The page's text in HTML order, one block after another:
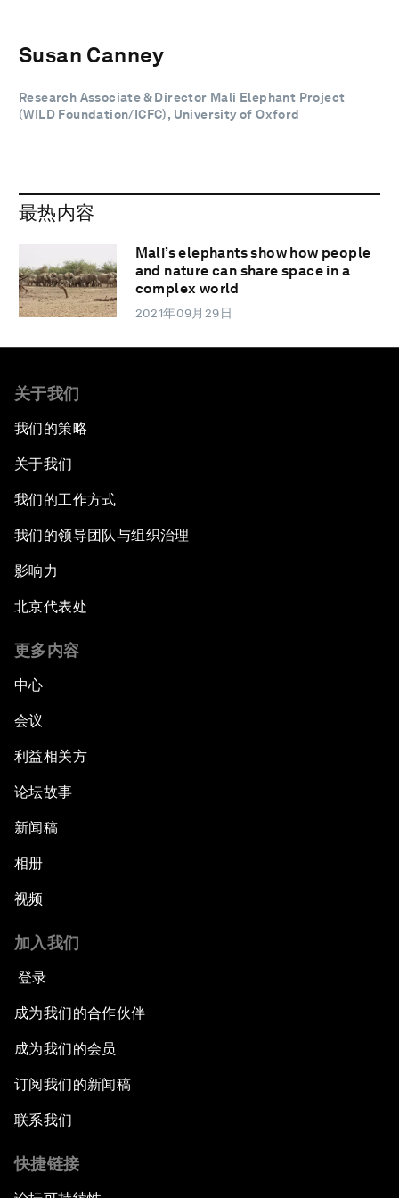
Susan Canney
Research Associate & Director Mali Elephant Project
(WILD Foundation/ICFC), University of Oxford
最热内容
Mali’s elephants show how people
and nature can share space in a
complex world
2021年09月29日
关于我们
我们的策略
关于我们
我们的工作方式
我们的领导团队与组织治理
影响力
北京代表处
更多内容
中心
会议
利益相关方
论坛故事
新闻稿
相册
视频
加入我们
登录
成为我们的合作伙伴
成为我们的会员
订阅我们的新闻稿
联系我们
快捷链接